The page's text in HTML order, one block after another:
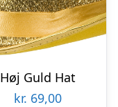
Høj Guld Hat
kr. 69,00